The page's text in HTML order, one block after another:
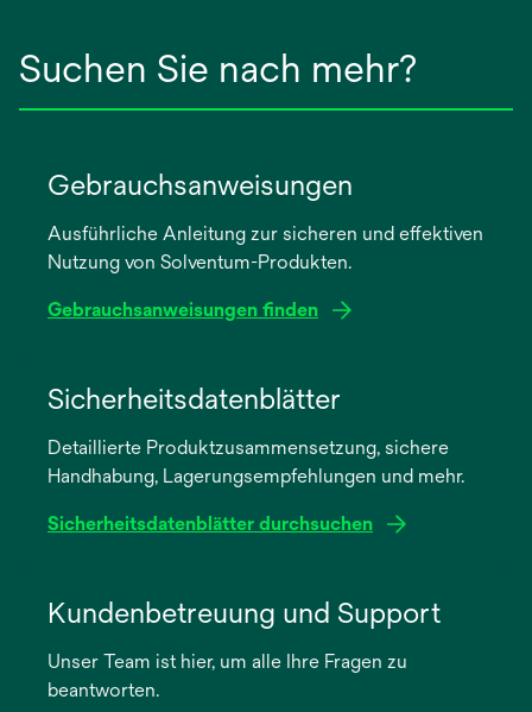
Suchen Sie nach mehr?
Gebrauchsanweisungen
Ausführliche Anleitung zur sicheren und effektiven
Nutzung von Solventum-Produkten.
Gebrauchsanweisungen finden
neuen
Registerkarte
Sicherheitsdatenblätter
Detaillierte Produktzusammensetzung, sichere
Handhabung, Lagerungsempfehlungen und mehr.
Sicherheitsdatenblätter durchsuchen
neuen
Registerkarte
Kundenbetreuung und Support
Unser Team ist hier, um alle Ihre Fragen zu
beantworten.